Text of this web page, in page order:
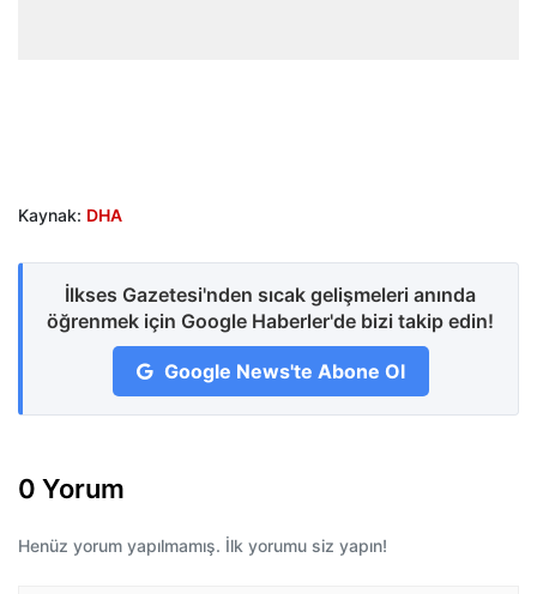
Kaynak: DHA
İlkses Gazetesi'nden sıcak gelişmeleri anında
öğrenmek için Google Haberler'de bizi takip edin!
Google News'te Abone Ol
0 Yorum
Henüz yorum yapılmamış. İlk yorumu siz yapın!